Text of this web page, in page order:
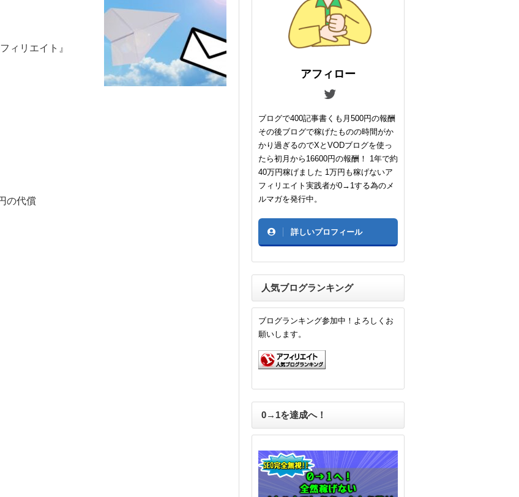
ィリエイト』
の代償
アフィロー
ブログで400記事書くも月500円の報酬
その後ブログで稼げたものの時間がか
かり過ぎるのでXとVODブログを使っ
たら初月から16600円の報酬！ 1年で約
40万円稼げました 1万円も稼げないア
フィリエイト実践者が0→1する為のメ
ルマガを発行中。
詳しいプロフィール
人気ブログランキング
ブログランキング参加中！よろしくお
願いします。
0→1を達成へ！